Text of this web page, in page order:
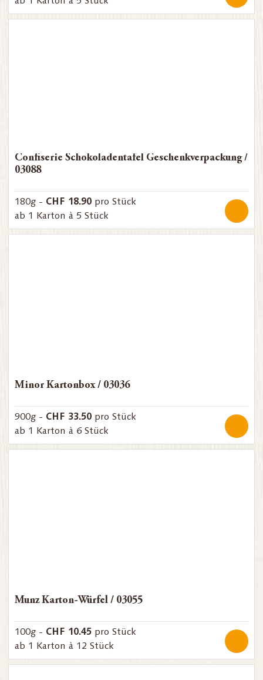
Confiserie Schokoladentafel Geschenkverpackung /
03088
180g - CHF 18.90 pro Stück
ab 1 Karton à 5 Stück
Minor Kartonbox / 03036
900g - CHF 33.50 pro Stück
ab 1 Karton à 6 Stück
Munz Karton-Würfel / 03055
100g - CHF 10.45 pro Stück
ab 1 Karton à 12 Stück